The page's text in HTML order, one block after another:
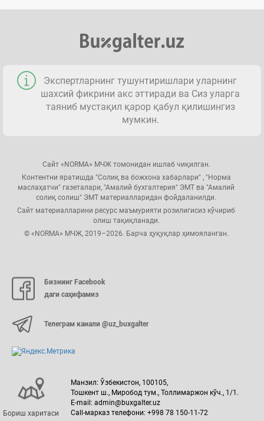
Экспертларнинг тушунтиришлари уларнинг
шахсий фикрини акс эттиради ва Сиз уларга
таяниб мустақил қарор қабул қилишингиз
мумкин.
Сайт «NORMA» МЧЖ томонидан ишлаб чиқилган.
Контентни яратишда "Солиқ ва божхона хабарлари" , "Норма
маслаҳатчи" газеталари, "Амалий бухгалтерия" ЭМТ ва "Амалий
солиқ солиш" ЭМТ материалларидан фойдаланилди.
Сайт материалларини ресурс маъмурияти розилигисиз кўчириб
олиш тақиқланади.
© «NORMA» МЧЖ, 2019–2026. Барча ҳуқуқлар ҳимояланган.
Бизнинг Facebook
даги саҳифамиз
Телеграм канали @uz_buxgalter
Бориш харитаси
Манзил: Ўзбекистон, 100105,
Тошкент ш., Миробод тум., Толлимаржон кўч., 1/1.
E-mail: admin@buxgalter.uz
Call-марказ телефони: +998 78 150-11-72